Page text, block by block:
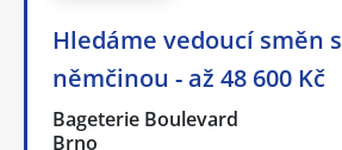
Hledáme vedoucí směn s
němčinou - až 48 600 Kč
Bageterie Boulevard
Brno